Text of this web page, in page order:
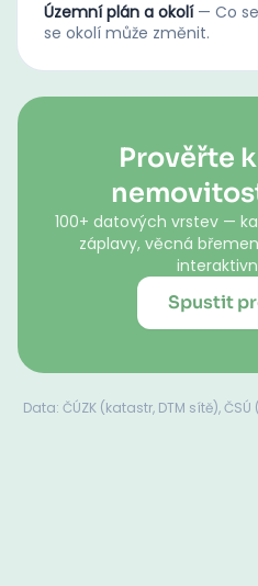
Územní plán a okolí — Co
se okolí může změnit.
Prověřte
100+ datových vrstev —
záplavy, věcná
Spustit
Data: ČÚZK (katastr, DTM sítě),